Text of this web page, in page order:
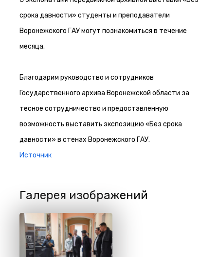
срока давности» студенты и преподаватели
Воронежского ГАУ могут познакомиться в течение
месяца.
Благодарим руководство и сотрудников
Государственного архива Воронежской области за
тесное сотрудничество и предоставленную
возможность выставить экспозицию «Без срока
давности» в стенах Воронежского ГАУ.
Источник
Галерея изображений